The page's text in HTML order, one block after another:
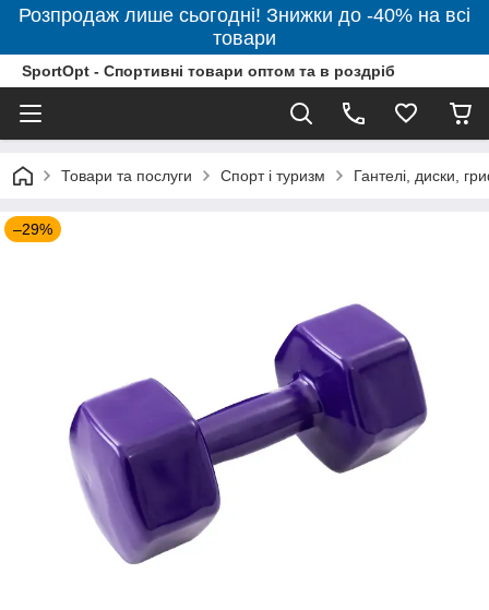
Розпродаж лише сьогодні! Знижки до -40% на всі
товари
SportOpt - Спортивні товари оптом та в роздріб
Товари та послуги Спорт і туризм Гантелі, диски,
–29%